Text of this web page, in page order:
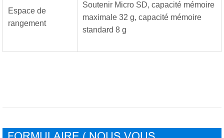
Espace de
rangement
Soutenir Micro SD, capacité mémoire
maximale 32 g, capacité mémoire
standard 8 g